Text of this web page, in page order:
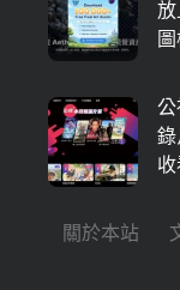
放
公
錄
收
關於本站